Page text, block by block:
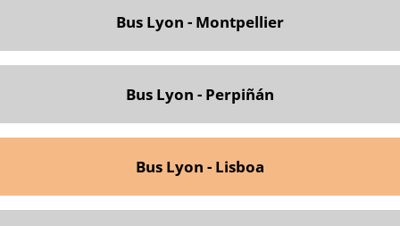
Bus Lyon - Montpellier
Bus Lyon - Perpiñán
Bus Lyon - Lisboa